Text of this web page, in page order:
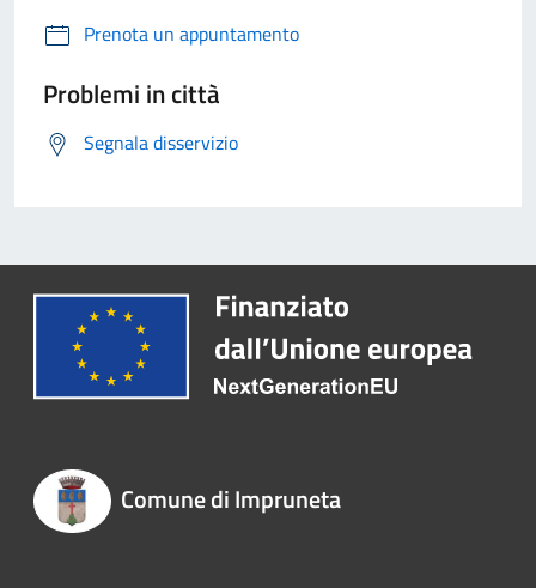
Prenota un appuntamento
Problemi in città
Segnala disservizio
Comune di Impruneta